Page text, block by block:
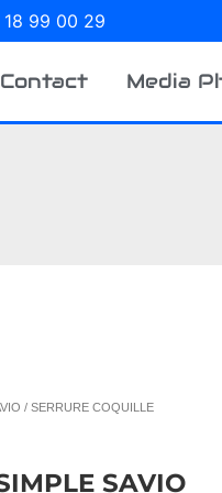
18 99 00 29
Contact Media
/ SERRURE COQUILLE
SAVIO